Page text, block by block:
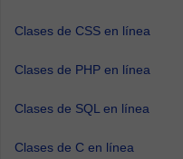
Clases de CSS en línea
Clases de PHP en línea
Clases de SQL en línea
Clases de C en línea